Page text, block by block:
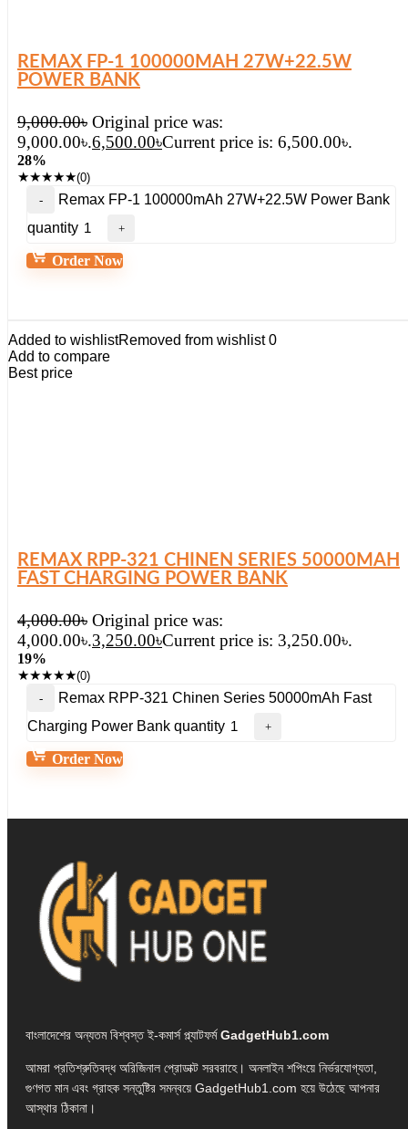
REMAX FP-1 100000MAH 27W+22.5W
POWER BANK
9,000.00৳ Original price was:
9,000.00৳.6,500.00৳Current price is: 6,500.00৳.
28%
★★★★★(0)
Remax FP-1 100000mAh 27W+22.5W Power Bank
quantity
Order Now
Added to wishlistRemoved from wishlist 0
Add to compare
Best price
REMAX RPP-321 CHINEN SERIES 50000MAH
FAST CHARGING POWER BANK
4,000.00৳ Original price was:
4,000.00৳.3,250.00৳Current price is: 3,250.00৳.
19%
★★★★★(0)
Remax RPP-321 Chinen Series 50000mAh Fast
Charging Power Bank quantity
Order Now
বাংলাদেশের অন্যতম বিশ্বস্ত ই-কমার্স প্ল্যাটফর্মGadgetHub1.com
আমরা প্রতিশ্রুতিবদ্ধ অরিজিনাল প্রোডাক্ট সরবরাহে। অনলাইন শপিংয়ে নির্ভরযোগ্যতা,
গুণগত মান এবং গ্রাহক সন্তুষ্টির সমন্বয়ে GadgetHub1.com হয়ে উঠেছে আপনার
আস্থার ঠিকানা।